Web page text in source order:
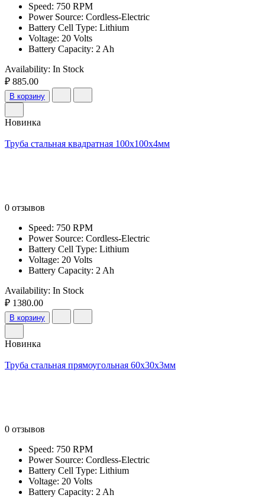
Speed: 750 RPM
Power Source: Cordless-Electric
Battery Cell Type: Lithium
Voltage: 20 Volts
Battery Capacity: 2 Ah
Availability: In Stock
₽ 885.00
В корзину
Новинка
Труба стальная квадратная 100х100х4мм
0 отзывов
Speed: 750 RPM
Power Source: Cordless-Electric
Battery Cell Type: Lithium
Voltage: 20 Volts
Battery Capacity: 2 Ah
Availability: In Stock
₽ 1380.00
В корзину
Новинка
Труба стальная прямоугольная 60х30х3мм
0 отзывов
Speed: 750 RPM
Power Source: Cordless-Electric
Battery Cell Type: Lithium
Voltage: 20 Volts
Battery Capacity: 2 Ah